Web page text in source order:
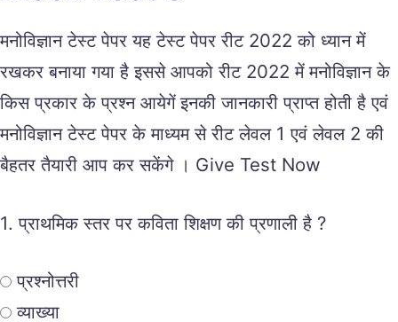
मनोविज्ञान टेस्ट पेपर यह टेस्ट पेपर रीट 2022 को ध्यान में
रखकर बनाया गया है इससे आपको रीट 2022 में मनोविज्ञान के
किस प्रकार के प्रश्न आयेगें इनकी जानकारी प्राप्त होती है एवं
मनोविज्ञान टेस्ट पेपर के माध्यम से रीट लेवल 1 एवं लेवल 2 की
बैहतर तैयारी आप कर सकेंगे । Give Test Now
1.प्राथमिक स्तर पर कविता शिक्षण की प्रणाली है ?
प्रश्नोत्तरी
व्याख्या